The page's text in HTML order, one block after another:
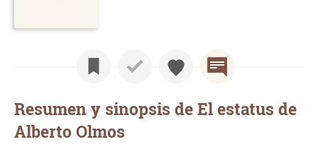
Resumen y sinopsis de El estatus de
Alberto Olmos